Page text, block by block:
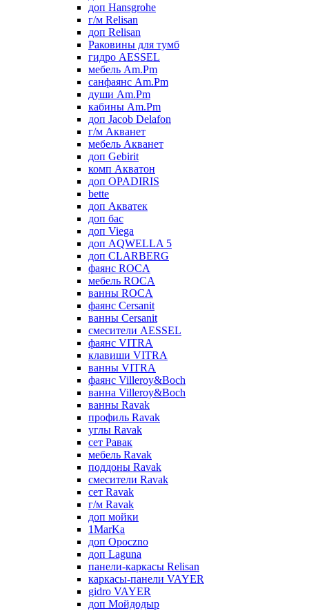
доп Hansgrohe
г/м Relisan
доп Relisan
Раковины для тумб
гидро AESSEL
мебель Am.Pm
санфаянс Am.Pm
души Am.Pm
кабины Am.Pm
доп Jacob Delafon
г/м Акванет
мебель Акванет
доп Gebirit
комп Акватон
доп OPADIRIS
bette
доп Акватек
доп бас
доп Viega
доп AQWELLA 5
доп CLARBERG
фаянс ROCA
мебель ROCA
ванны ROCA
фаянс Cersanit
ванны Cersanit
смесители AESSEL
фаянс VITRA
клавиши VITRA
ванны VITRA
фаянс Villeroy&Boch
ванна Villeroy&Boch
ванны Ravak
профиль Ravak
углы Ravak
сет Равак
мебель Ravak
поддоны Ravak
смесители Ravak
сет Ravak
г/м Ravak
доп мойки
1MarKa
доп Opoczno
доп Laguna
панели-каркасы Relisan
каркасы-панели VAYER
gidro VAYER
доп Мойдодыр